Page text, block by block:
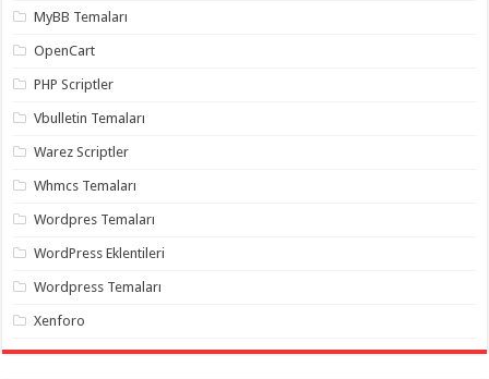
gaziantep
gaziantep
gaziantep
twitter
hilesi ,
takipçi
instagram
hilesi ,
MyBB Temaları
OpenCart
PHP Scriptler
Vbulletin Temaları
Warez Scriptler
Whmcs Temaları
Wordpres Temaları
WordPress Eklentileri
Wordpress Temaları
Xenforo